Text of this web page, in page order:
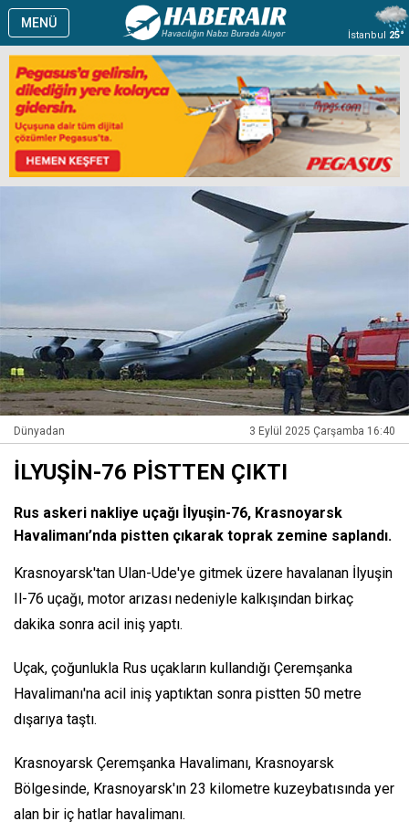
MENÜ
İstanbul 25°
Dünyadan 3 Eylül 2025 Çarşamba 16:40
İLYUŞİN-76 PİSTTEN ÇIKTI
Rus askeri nakliye uçağı İlyuşin-76, Krasnoyarsk
Havalimanı’nda pistten çıkarak toprak zemine saplandı.
Krasnoyarsk'tan Ulan-Ude'ye gitmek üzere havalanan İlyuşin
Il-76 uçağı, motor arızası nedeniyle kalkışından birkaç
dakika sonra acil iniş yaptı.
Uçak, çoğunlukla Rus uçakların kullandığı Çeremşanka
Havalimanı'na acil iniş yaptıktan sonra pistten 50 metre
dışarıya taştı.
Krasnoyarsk Çeremşanka Havalimanı, Krasnoyarsk
Bölgesinde, Krasnoyarsk'ın 23 kilometre kuzeybatısında yer
alan bir iç hatlar havalimanı.